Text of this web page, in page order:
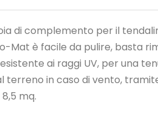
di complemento per il
Mat è facile da pulire, basta
ai raggi UV, per una
terreno in caso di vento,
mq.